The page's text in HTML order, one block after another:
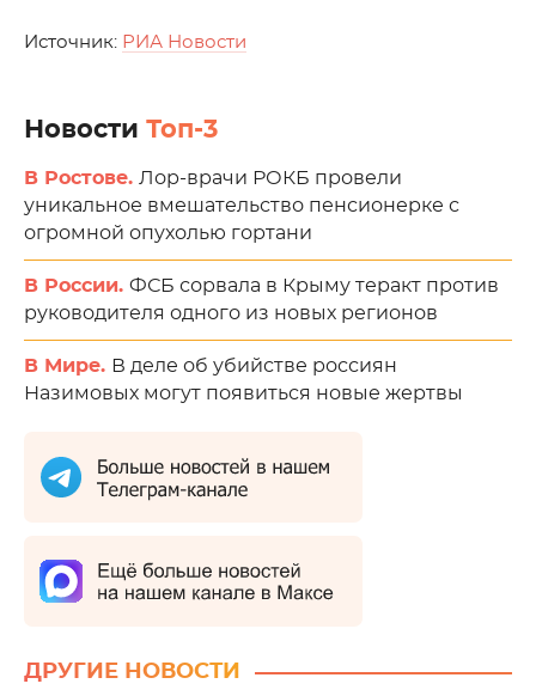
Источник: РИА Новости
Новости Топ-3
В Ростове. Лор-врачи РОКБ провели
уникальное вмешательство пенсионерке с
огромной опухолью гортани
В России. ФСБ сорвала в Крыму теракт против
руководителя одного из новых регионов
В Мире. В деле об убийстве россиян
Назимовых могут появиться новые жертвы
ДРУГИЕ НОВОСТИ